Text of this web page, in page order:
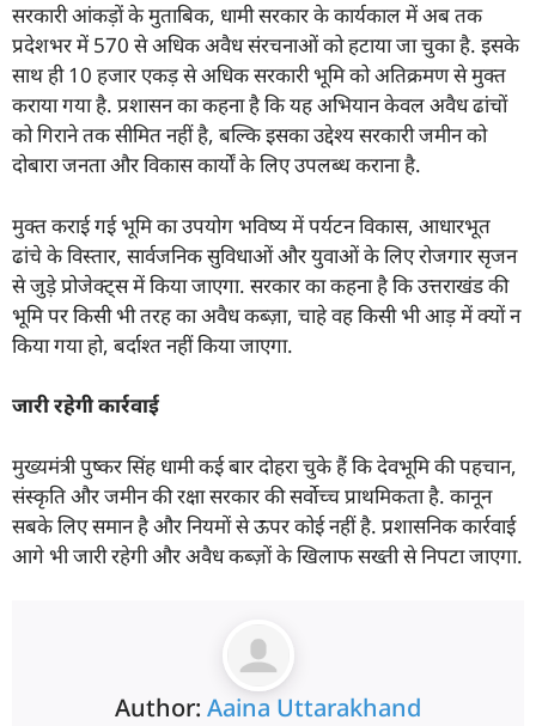
सरकारी आंकड़ों के मुताबिक, धामी सरकार के कार्यकाल में अब तक
प्रदेशभर में 570 से अधिक अवैध संरचनाओं को हटाया जा चुका है. इसके
साथ ही 10 हजार एकड़ से अधिक सरकारी भूमि को अतिक्रमण से मुक्त
कराया गया है. प्रशासन का कहना है कि यह अभियान केवल अवैध ढांचों
को गिराने तक सीमित नहीं है, बल्कि इसका उद्देश्य सरकारी जमीन को
दोबारा जनता और विकास कार्यों के लिए उपलब्ध कराना है.
मुक्त कराई गई भूमि का उपयोग भविष्य में पर्यटन विकास, आधारभूत
ढांचे के विस्तार, सार्वजनिक सुविधाओं और युवाओं के लिए रोजगार सृजन
से जुड़े प्रोजेक्ट्स में किया जाएगा. सरकार का कहना है कि उत्तराखंड की
भूमि पर किसी भी तरह का अवैध कब्ज़ा, चाहे वह किसी भी आड़ में क्यों न
किया गया हो, बर्दाश्त नहीं किया जाएगा.
जारी रहेगी कार्रवाई
मुख्यमंत्री पुष्कर सिंह धामी कई बार दोहरा चुके हैं कि देवभूमि की पहचान,
संस्कृति और जमीन की रक्षा सरकार की सर्वोच्च प्राथमिकता है. कानून
सबके लिए समान है और नियमों से ऊपर कोई नहीं है. प्रशासनिक कार्रवाई
आगे भी जारी रहेगी और अवैध कब्ज़ों के खिलाफ सख्ती से निपटा जाएगा.
Author: Aaina Uttarakhand